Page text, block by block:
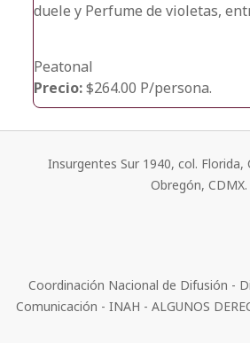
duele y Perfume de violetas,
Peatonal
Precio:$264.00 P/persona.
Insurgentes Sur 1940, col. Florida,
Obregón, CDMX.
Coordinación Nacional de Difusión -
Comunicación - INAH - ALGUNOS